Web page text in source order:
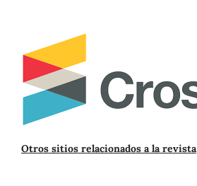
Otros sitios relacionados a la revista